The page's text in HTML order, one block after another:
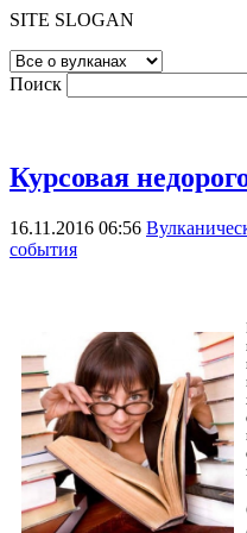
SITE SLOGAN
Поиск
Курсовая
16.11.2016 06:56
события